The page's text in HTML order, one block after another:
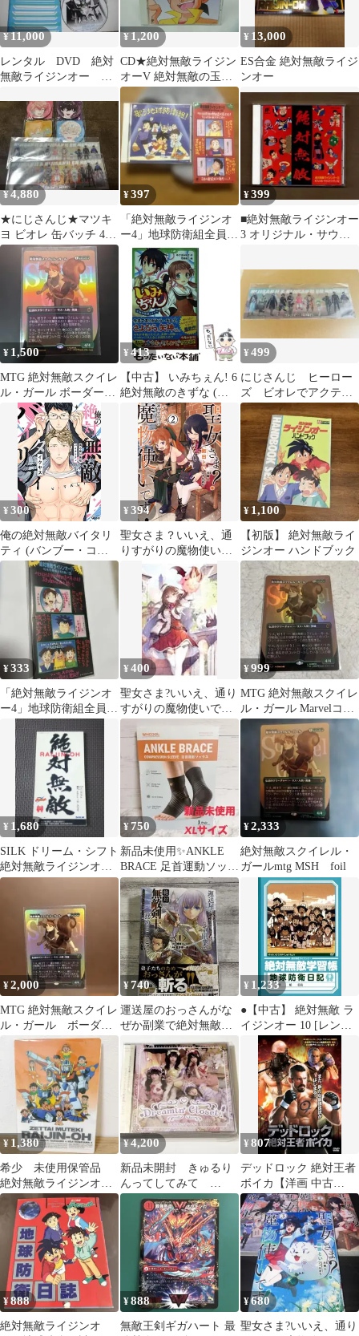
¥11,000
レンタル DVD 絶対
無敵ライジンオー 全
¥1,200
CD★絶対無敵ライジン
オーV 絶対無敵の玉手
箱 ドラマスペシャル
TYCY-5271
¥ 13,000
ES合金 絶対無敵ライジ
ンオー
¥4,880
★にじさんじ★マツキ
ヨ ビオレ 缶バッチ 4個
絵変わりカード Oriens
¥397
「絶対無敵ライジンオ
ー4」地球防衛組全員出
動!②～あたしのクマち
ゃん
¥399
■絶対無敵ライジンオー
3 オリジナル・サウン
¥ 1,500
MTG 絶対無敵スクイレ
ル・ガール ボーダーレ
ス版foil日本語
¥ 413
【中古】 いみちぇん! 6
絶対無敵のきずな (角
川つばさ文庫 Aあ7-6) /
あさばみゆき、市井あ
さ / KADOKAWA
¥499
にじさんじ ヒーロー
ズ ビオレでアクティ
ブ！絶対無敵笑顔 絵
変わりカード
¥300
俺の絶対無敵バイタリ
ティ (バンブー・コミ
ックス Qpa collection)
¥394
聖女さま？いいえ、通
りすがりの魔物使いで
す！ 絶対無敵の聖女は
モフモフと旅をする ２/
ＫＡＤＯＫＡＷＡ/飯田
とい（コミック）
¥ 1,100
【初版】 絶対無敵ライ
ジンオー ハンドブック
¥333
「絶対無敵ライジンオ
ー4」地球防衛組全員出
動!⑥～格闘讃歌-巨大
な少女の夢
¥400
聖女さま?いいえ、通り
すがりの魔物使いです!
絶対無敵の聖女はモフ
モフと旅をする 3／犬
魔人
¥999
MTG 絶対無敵スクイレ
ル・ガール Marvelコラ
ボ 日本語版
¥ 1,680
SILK ドリーム・シフト
絶対無敵ライジンオー
主題歌 CD
¥750
新品未使用✨️ANKLE
BRACE 足首運動ソック
ス ブラック XL
¥2,333
絶対無敵スクイレル・
ガールmtg MSH foil
¥2,000
MTG 絶対無敵スクイレ
ル・ガール ボーダー
レスfoil 日本語版
¥740
運送屋のおっさんがな
ぜか副業で絶対無敵剣
士を務めることに : さ
えない人生を送…
¥ 1,233
●【中古】 絶対無敵 ラ
イジンオー 10 [レンタ
ル落ち] [DVD]
¥ 1,380
希少 未使用保管品
絶対無敵ライジンオ
ー 下敷き 当時物
¥4,200
新品未開封 きゅるり
んってしてみて
Dreamin' Closet CD
¥807
デッドロック 絶対王者
ボイカ【洋画 中古
DVD】レンタル落ち
¥888
絶対無敵ライジンオ
¥888
無敵王剣ギガハート 最
¥680
聖女さま?いいえ、通り